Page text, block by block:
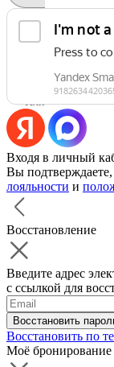
Запросить код
Уже есть аккаунт?
Или
Входя в личный
Вы подтверждаете,
лояльности и
Восстановление
Введите адрес
с ссылкой для
Восстановить
Восстановить по
Моё бронирование